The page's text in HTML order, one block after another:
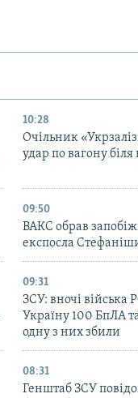
10:28
Очільник
удар по вагону біля
09:50
ВАКС обрав
експосла
09:31
ЗСУ: вночі війська
Україну 100 БпЛА
одну з них збили
08:31
Генштаб ЗСУ